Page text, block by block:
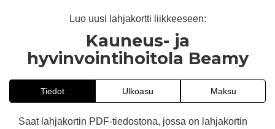
Luo uusi lahjakortti liikkeeseen:
Kauneus- ja
hyvinvointihoitola Beamy
Tiedot Ulkoasu Maksu
Saat lahjakortin PDF-tiedostona, jossa on lahjakortin